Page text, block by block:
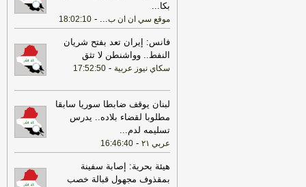
بكا...
موقع سي ان ان ب...
-
18:02:10
فانس: إيران تعد بفتح شريان
النفط.. وواشنطن لا تثق
سكاي نيوز عربية -
17:52:50
لبنان يوقف ضابطا سوريا سابقا
مطلوبا لقضاء بلاده.. يدرس
تسليمه لدم...
عربي ٢١ -
16:46:40
هيئة بحرية: إصابة سفينة
بمقذوف مجهول قبالة خصب